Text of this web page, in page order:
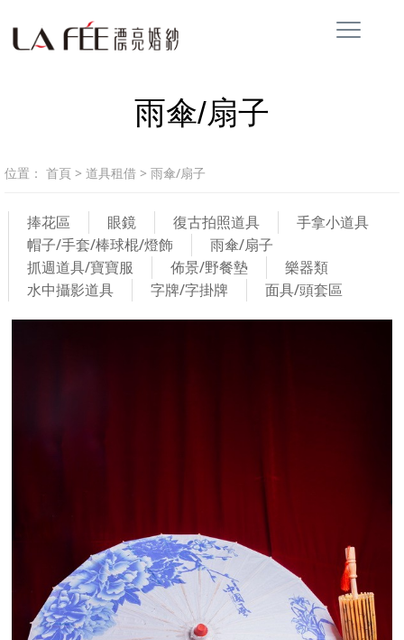
雨傘/扇子
位置： 首頁 > 道具租借 > 雨傘/扇子
捧花區 眼鏡 復古拍照道具
手拿小道具
帽子/手套/棒球棍/燈飾
雨傘/扇子
抓週道具/寶寶服
佈景/野餐墊
樂器類
水中攝影道具
字牌/字掛牌 面具/頭套區